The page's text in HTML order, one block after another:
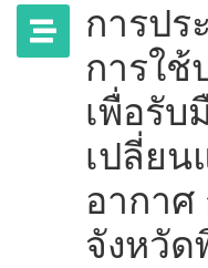
การปร
การใ
เพื่อรับ
เปลี่ย
อากา
จังหวัด